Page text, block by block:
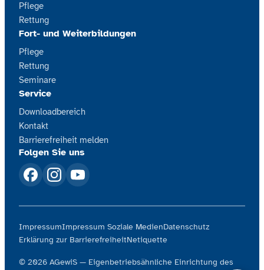
Pflege
Rettung
Fort- und Weiterbildungen
Pflege
Rettung
Seminare
Service
Downloadbereich
Kontakt
Barrierefreiheit melden
Folgen Sie uns
ImpressumImpressum Soziale MedienDatenschutz
Erklärung zur BarrierefreiheitNetiquette
© 2026 AGewiS — Eigenbetriebsähnliche Einrichtung des